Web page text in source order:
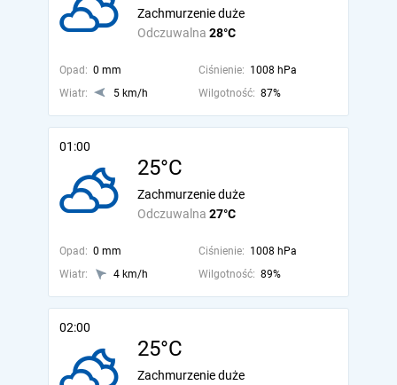
Odczuwalna 28°C
Zachmurzenie duże
Opad: 0 mm Ciśnienie: 1008 hPa
Wiatr:
5 km/h Wilgotność: 87%
01:00
25°C
Odczuwalna 27°C
Zachmurzenie duże
Opad: 0 mm Ciśnienie: 1008 hPa
Wiatr:
4 km/h Wilgotność: 89%
02:00
25°C
Zachmurzenie duże